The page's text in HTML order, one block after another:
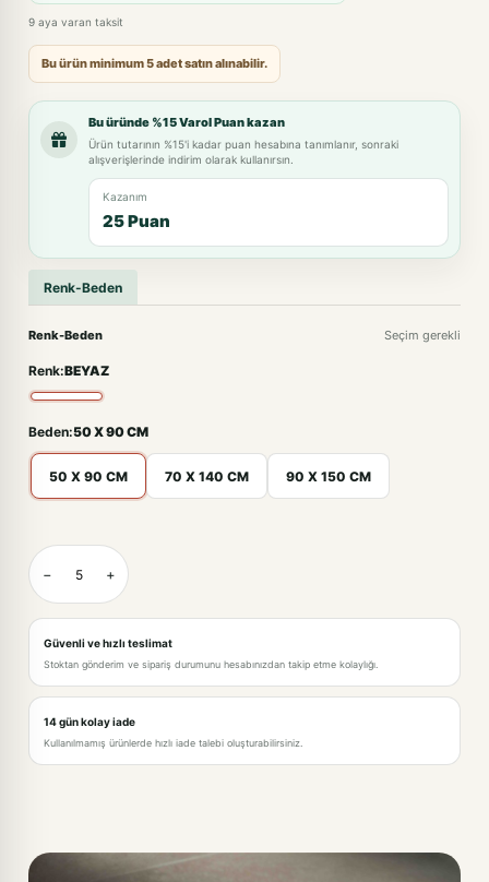
9 aya varan taksit
Bu ürün minimum 5 adet satın alınabilir.
Bu üründe %15 Varol Puan kazan
Ürün tutarının %15'i kadar puan hesabına tanımlanır, sonraki
alışverişlerinde indirim olarak kullanırsın.
Kazanım
25 Puan
Renk-Beden
Renk-Beden Seçim gerekli
Renk:BEYAZ
Beden:50 X 90 CM
50 X 90 CM 70 X 140 CM 90 X 150 CM
BEYAZ-70 X 140 CM · +195,00TL
BEYAZ-90 X 150 CM · +325,00TL
− +
Güvenli ve hızlı teslimat
Stoktan gönderim ve sipariş durumunu hesabınızdan takip etme kolaylığı.
14 gün kolay iade
Kullanılmamış ürünlerde hızlı iade talebi oluşturabilirsiniz.